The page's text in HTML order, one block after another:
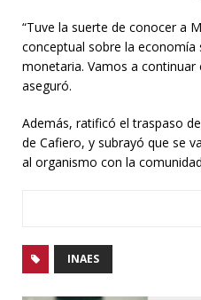
“Tuve la suerte de conocer a
conceptual sobre la
monetaria. Vamos a
aseguró.
Además, ratificó el traspaso
de Cafiero, y subrayó que se
al organismo con la
INAES